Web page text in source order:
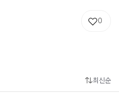
0
최신순